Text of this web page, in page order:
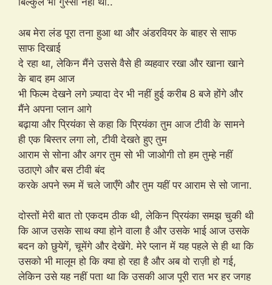
अब मेरा लंड पूरा तना हुआ था और अंडरवियर के बाहर से साफ
साफ दिखाई
दे रहा था, लेकिन मैंने उससे वैसे ही व्यहवार रखा और खाना खाने
के बाद हम आज
भी फिल्म देखने लगे ज़्यादा देर भी नहीं हुई करीब 8 बजे होंगे और
मैंने अपना प्लान आगे
बढ़ाया और प्रियंका से कहा कि प्रियंका तुम आज टीवी के सामने
ही एक बिस्तर लगा लो, टीवी देखते हुए तुम
आराम से सोना और अगर तुम सो भी जाओगी तो हम तुम्हे नहीं
उठाएगे और बस टीवी बंद
करके अपने रूम में चले जाएँगे और तुम यहीं पर आराम से सो जाना.
दोस्तों मेरी बात तो एकदम ठीक थी, लेकिन प्रियंका समझ चुकी थी
कि आज उसके साथ क्या होने वाला है और उसके भाई आज उसके
बदन को छुयेगें, चूमेंगे और देखेंगे. मेरे प्लान में यह पहले से ही था कि
उसको भी मालूम हो कि क्या हो रहा है और अब वो राज़ी हो गई,
लेकिन उसे यह नहीं पता था कि उसकी आज पूरी रात भर हर जगह